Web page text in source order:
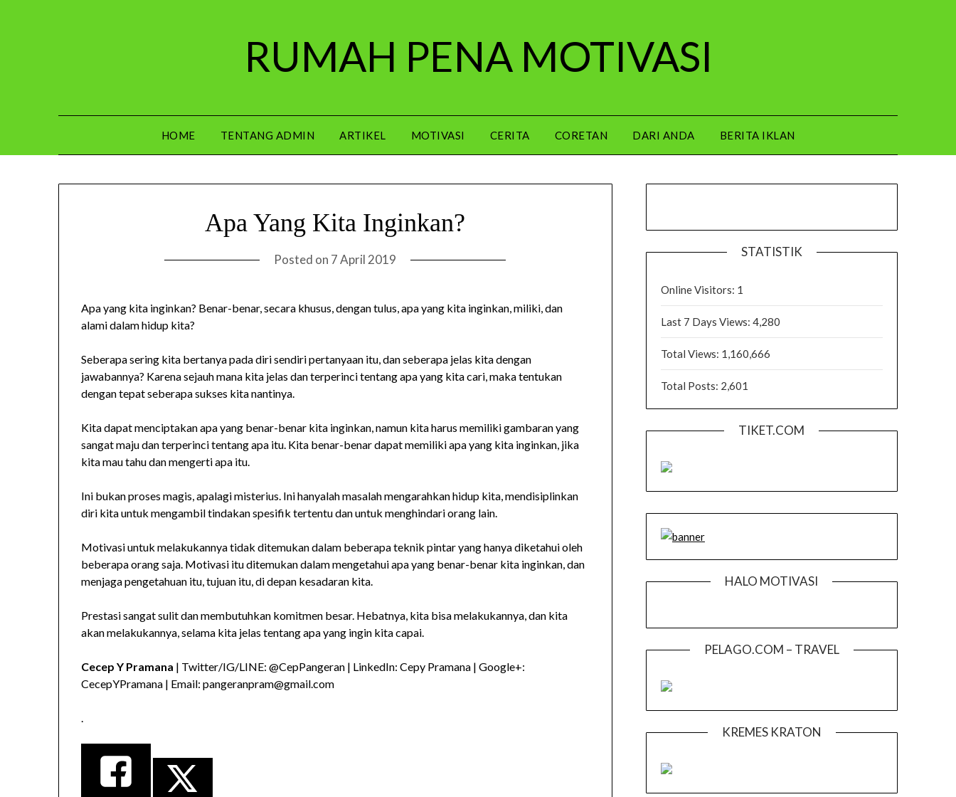
RUMAH PENA MOTIVASI
HOME TENTANG ADMIN ARTIKEL MOTIVASI CERITA CORETAN DARI ANDA BERITA IKLAN
Apa Yang Kita Inginkan?
Posted on 7 April 2019
Apa yang kita inginkan? Benar-benar, secara khusus, dengan tulus, apa yang kita inginkan, miliki, dan
alami dalam hidup kita?
Seberapa sering kita bertanya pada diri sendiri pertanyaan itu, dan seberapa jelas kita dengan
jawabannya? Karena sejauh mana kita jelas dan terperinci tentang apa yang kita cari, maka tentukan
dengan tepat seberapa sukses kita nantinya.
Kita dapat menciptakan apa yang benar-benar kita inginkan, namun kita harus memiliki gambaran yang
sangat maju dan terperinci tentang apa itu. Kita benar-benar dapat memiliki apa yang kita inginkan, jika
kita mau tahu dan mengerti apa itu.
Ini bukan proses magis, apalagi misterius. Ini hanyalah masalah mengarahkan hidup kita, mendisiplinkan
diri kita untuk mengambil tindakan spesifik tertentu dan untuk menghindari orang lain.
Motivasi untuk melakukannya tidak ditemukan dalam beberapa teknik pintar yang hanya diketahui oleh
beberapa orang saja. Motivasi itu ditemukan dalam mengetahui apa yang benar-benar kita inginkan, dan
menjaga pengetahuan itu, tujuan itu, di depan kesadaran kita.
Prestasi sangat sulit dan membutuhkan komitmen besar. Hebatnya, kita bisa melakukannya, dan kita
akan melakukannya, selama kita jelas tentang apa yang ingin kita capai.
Cecep Y Pramana | Twitter/IG/LINE: @CepPangeran | LinkedIn: Cepy Pramana | Google+:
CecepYPramana | Email: pangeranpram@gmail.com
.
STATISTIK
Online Visitors: 1
Last 7 Days Views: 4,280
Total Views: 1,160,666
Total Posts: 2,601
TIKET.COM
HALO MOTIVASI
PELAGO.COM – TRAVEL
KREMES KRATON